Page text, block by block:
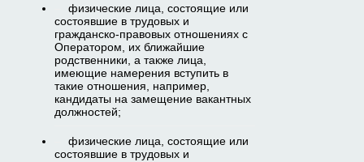
физические лица, состоящие или
состоявшие в трудовых и
гражданско-правовых отношениях с
Оператором, их ближайшие
родственники, а также лица,
имеющие намерения вступить в
такие отношения, например,
кандидаты на замещение вакантных
должностей;
физические лица, состоящие или
состоявшие в трудовых и